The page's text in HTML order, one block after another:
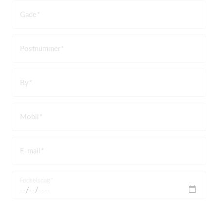
Gade
Postnummer
By
Mobil
E-mail